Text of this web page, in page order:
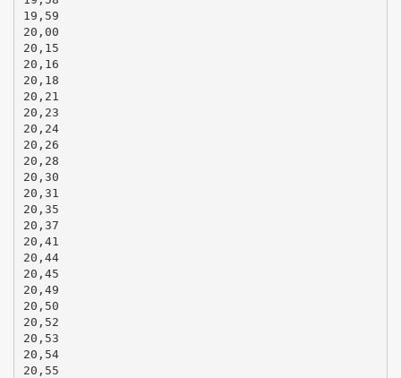
19,59
20,00
20,15
20,16
20,18
20,21
20,23
20,24
20,26
20,28
20,30
20,31
20,35
20,37
20,41
20,44
20,45
20,49
20,50
20,52
20,53
20,54
20,55